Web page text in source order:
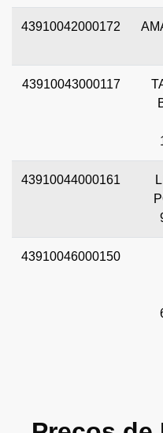
43910042000172
43910043000117
43910044000161
43910046000150